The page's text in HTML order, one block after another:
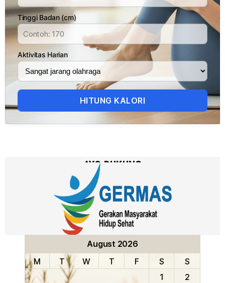
Tinggi Badan (cm)
Aktivitas Harian
HITUNG KALORI
AYO DUKUNG
August 2026
M
T W T F S
S
1
2